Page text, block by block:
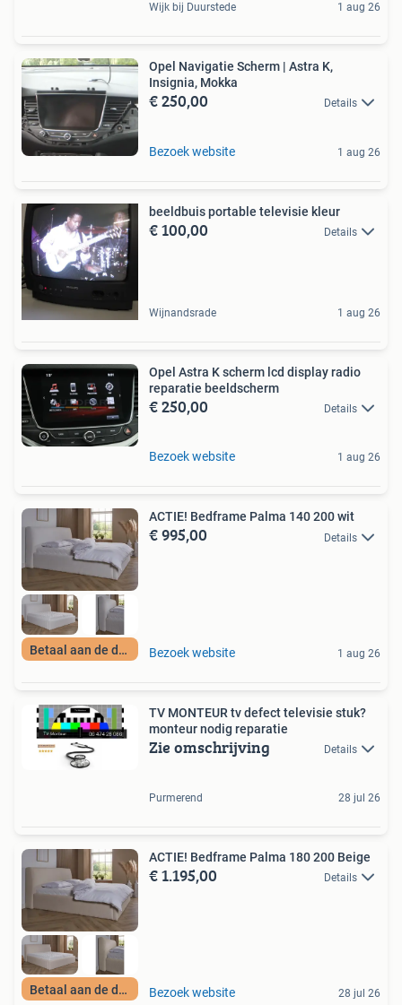
Wijk bij Duurstede 1 aug 26
Opel Navigatie Scherm | Astra K,
Insignia, Mokka
€ 250,00 Details
Bezoek website 1 aug 26
beeldbuis portable televisie kleur
€ 100,00 Details
Wijnandsrade 1 aug 26
Opel Astra K scherm lcd display radio
reparatie beeldscherm
€ 250,00 Details
Bezoek website 1 aug 26
Betaal aan de deur
ACTIE! Bedframe Palma 140 200 wit
€ 995,00 Details
Bezoek website 1 aug 26
TV MONTEUR tv defect televisie stuk?
monteur nodig reparatie
Zie omschrijving Details
Purmerend 28 jul 26
Betaal aan de deur
ACTIE! Bedframe Palma 180 200 Beige
€ 1.195,00 Details
Bezoek website 28 jul 26